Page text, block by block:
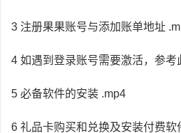
3 注册果果账号与添加账单地址
4 如遇到登录账号需要激活，参考
5 必备软件的安装 .mp4
6 礼品卡购买和兑换及安装付费软